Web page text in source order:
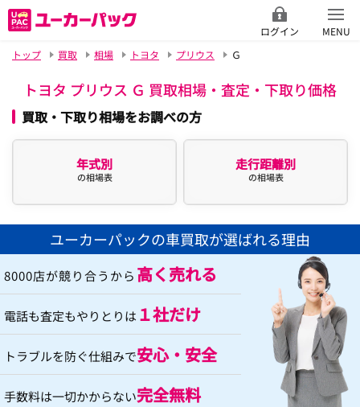
ログイン
MENU
トップ
買取 相場 トヨタ プリウス Ｇ
トヨタ プリウス Ｇ 買取相場・査定・下取り価格
買取・下取り相場をお調べの方
年式別
の相場表
走行距離別
の相場表
ユーカーパックの車買取が選ばれる理由
8000店が競り合うから 高く売れる
電話も査定もやりとりは １社だけ
トラブルを防ぐ仕組みで安心・安全
手数料は一切かからない完全無料